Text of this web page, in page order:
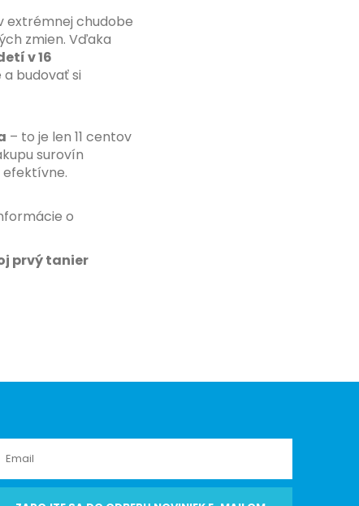
extrémnej chudobe
zmien. Vďaka
v 16
budovať si
– to je len 11 centov
surovín
efektívne.
o
prvý tanier